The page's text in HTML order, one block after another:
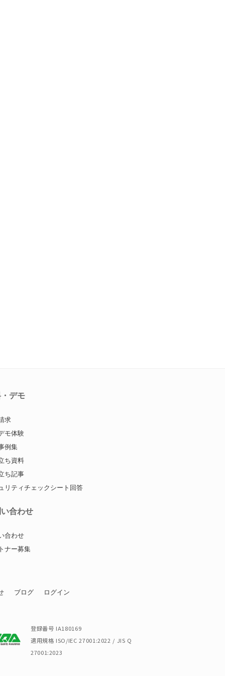
デモ
求
モ体験
例集
ち資料
ち記事
リティチェックシート回答
合わせ
合わせ
ナー募集
ブログ ログイン
登録番号 IA180169
適用規格 ISO/IEC 27001:2022 / JIS Q
27001:2023